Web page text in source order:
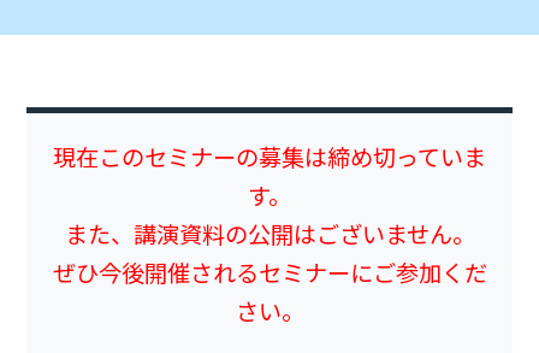
現在このセミナーの募集は締め切っていま
す。
また、講演資料の公開はございません。
ぜひ今後開催されるセミナーにご参加くだ
さい。